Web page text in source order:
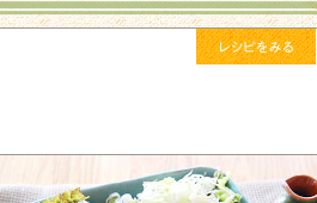
レシピをみる